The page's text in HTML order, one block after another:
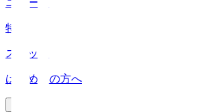
特集
スタッツ
はじめての方へ